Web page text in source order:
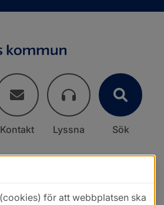
Kontakt Lyssna Sök
för att webbplatsen ska